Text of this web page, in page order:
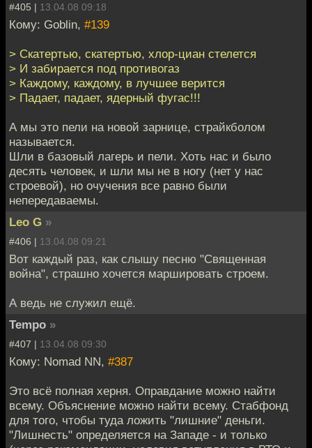
#405 | 13.04.08 09:18
Кому: Goblin, #139
> Скатертью, скатертью, хлор-циан стелется
> И забирается под противогаз
> Каждому, каждому, в лучшее верится
> Падает, падает, ядерный фугас!!!
А мы это пели на новой зарнице, страйкболом
называется.
Шли в базовый лагерь и пели. Хоть нас и было
десять человек, и шли мы не в ногу (нет у нас
строевой), но очучения все равно были
непередаваемы.
Leo G »
#406 | 13.04.08 09:21
Вот каждый раз, как слышу песню "Священная
война", страшно хочется маршировать строем.
А ведь не служил ещё.
Tempo »
#407 | 13.04.08 09:30
Кому: Nomad NN, #387
Это всё полная херня. Оправдание можно найти
всему. Объяснение можно найти всему. Стабфонд
для того, чтобы туда ложить "лишние" деньги.
"Лишнесть" определяется на Западе - и только